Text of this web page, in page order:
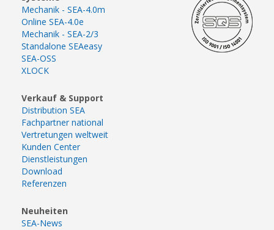
Mechanik - SEA-4.0m
Online SEA-4.0e
Mechanik - SEA-2/3
Standalone SEAeasy
SEA-OSS
XLOCK
Verkauf & Support
Distribution SEA
Fachpartner national
Vertretungen weltweit
Kunden Center
Dienstleistungen
Download
Referenzen
Neuheiten
SEA-News